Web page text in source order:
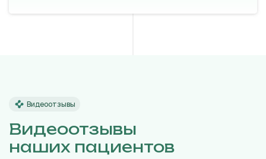
Видеоотзывы
Видеоотзывы
наших пациентов